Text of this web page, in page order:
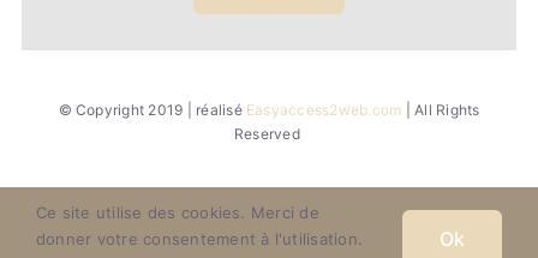
© Copyright 2019 | réalisé Easyaccess2web.com | All Rights
Reserved
Ce site utilise des cookies. Merci de
donner votre consentement à l'utilisation.
Ok